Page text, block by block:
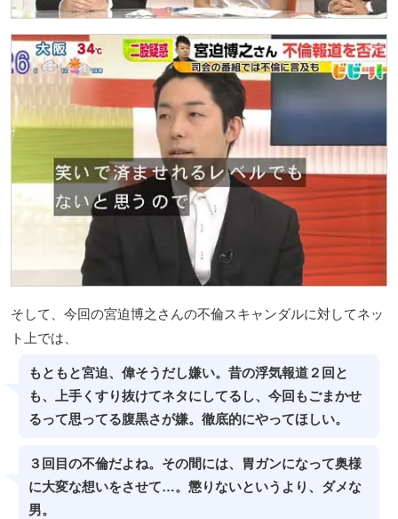
そして、今回の宮迫博之さんの不倫スキャンダルに対してネッ
ト上では、
もともと宮迫、偉そうだし嫌い。昔の浮気報道２回と
も、上手くすり抜けてネタにしてるし、今回もごまかせ
るって思ってる腹黒さが嫌。徹底的にやってほしい。
３回目の不倫だよね。その間には、胃ガンになって奥様
に大変な想いをさせて…。懲りないというより、ダメな
男。